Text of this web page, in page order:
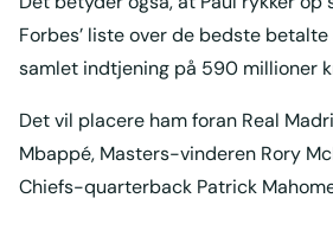
Forbes’ liste over de bedste
samlet indtjening på 590 millioner
Det vil placere ham foran Real
Mbappé, Masters-vinderen Rory
Chiefs-quarterback Patrick